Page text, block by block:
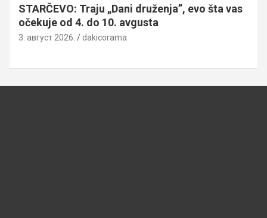
STARČEVO: Traju „Dani druženja”, evo šta vas
očekuje od 4. do 10. avgusta
3. август 2026. dakicorama